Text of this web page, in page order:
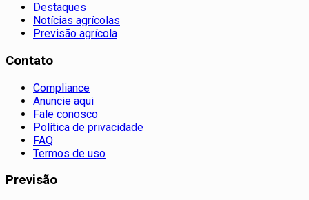
Destaques
Notícias agrícolas
Previsão agrícola
Contato
Compliance
Anuncie aqui
Fale conosco
Política de privacidade
FAQ
Termos de uso
Previsão